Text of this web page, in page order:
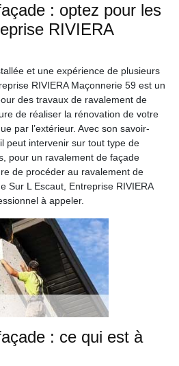
: optez pour les
RIVIERA
et une expérience de plusieurs
RIVIERA Maçonnerie 59 est un
des travaux de ravalement de
de réaliser la rénovation de votre
par l’extérieur. Avec son savoir-
peut intervenir sur tout type de
pour un ravalement de façade
de procéder au ravalement de
Sur L Escaut, Entreprise RIVIERA
à appeler.
: ce qui est à